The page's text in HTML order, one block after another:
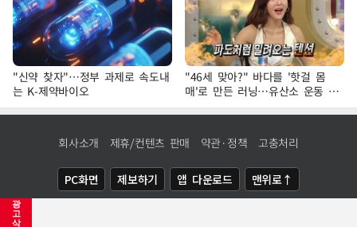
광
고
삭
"신약 찾자"…정부 과제로 속도내
는 K-제약바이오
"46세 맞아?" 바다를 '핫걸 몸
매'로 만든 러닝…유산소 운동 효
과 '톡톡'
회사소개 제휴/컨텐츠 판매 약관·정책 고충처리
PC화면 제보하기 앱 다운로드 맨위로↑